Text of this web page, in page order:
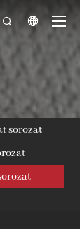
 
sorozat